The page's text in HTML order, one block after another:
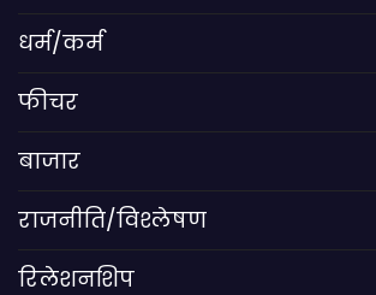
धर्म/कर्म
फीचर
बाजार
राजनीति/विश्लेषण
रिलेशनशिप